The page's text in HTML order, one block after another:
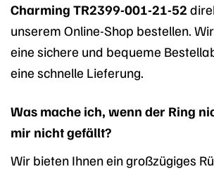
Charming TR2399-001-21-52
unserem Online-Shop bestellen.
eine sichere und bequeme
eine schnelle Lieferung.
Was mache ich, wenn der Ring
mir nicht gefällt?
Wir bieten Ihnen ein großzügiges